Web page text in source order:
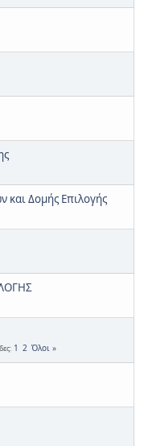
και Δομής Επιλογής
1 2 Όλοι